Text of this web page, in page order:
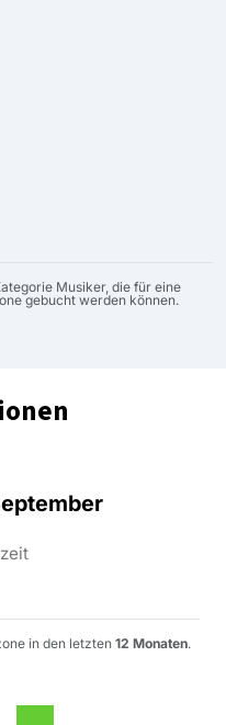
Musiker, die für eine
gebucht werden können.
in den letzten 12 Monaten.